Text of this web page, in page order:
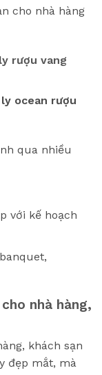
cho nhà hàng
rượu vang
ly ocean rượu
qua nhiều
với kế hoạch
nhà hàng,
khách sạn
đẹp mắt, mà